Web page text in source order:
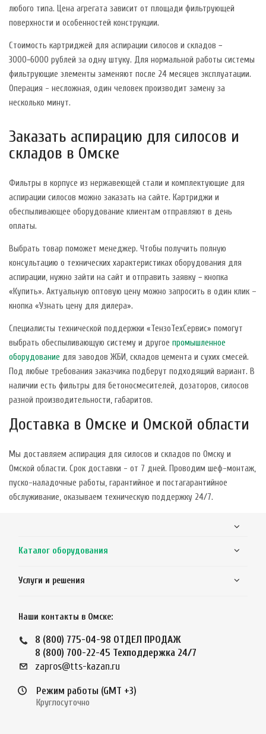
любого типа. Цена агрегата зависит от площади фильтрующей
поверхности и особенностей конструкции.
Стоимость картриджей для аспирации силосов и складов −
3000−6000 рублей за одну штуку. Для нормальной работы системы
фильтрующие элементы заменяют после 24 месяцев эксплуатации.
Операция - несложная, один человек производит замену за
несколько минут.
Заказать аспирацию для силосов и
складов в Омске
Фильтры в корпусе из нержавеющей стали и комплектующие для
аспирации силосов можно заказать на сайте. Картриджи и
обеспыливающее оборудование клиентам отправляют в день
оплаты.
Выбрать товар поможет менеджер. Чтобы получить полную
консультацию о технических характеристиках оборудования для
аспирации, нужно зайти на сайт и отправить заявку − кнопка
«Купить». Актуальную оптовую цену можно запросить в один клик –
кнопка «Узнать цену для дилера».
Специалисты технической поддержки «ТензоТехСервис» помогут
выбрать обеспыливающую систему и другое промышленное
оборудование для заводов ЖБИ, складов цемента и сухих смесей.
Под любые требования заказчика подберут подходящий вариант. В
наличии есть фильтры для бетоносмесителей, дозаторов, силосов
разной производительности, габаритов.
Доставка в Омске и Омской области
Мы доставляем аспирация для силосов и складов по Омску и
Омской области. Срок доставки - от 7 дней. Проводим шеф-монтаж,
пуско-наладочные работы, гарантийное и постагарантийное
обслуживание, оказываем техническую поддержку 24/7.
Каталог оборудования
Услуги и решения
Наши контакты в Омске:
8 (800) 775-04-98 ОТДЕЛ ПРОДАЖ
8 (800) 700-22-45 Техподдержка 24/7
zapros@tts-kazan.ru
Режим работы (GMT +3)
Круглосуточно